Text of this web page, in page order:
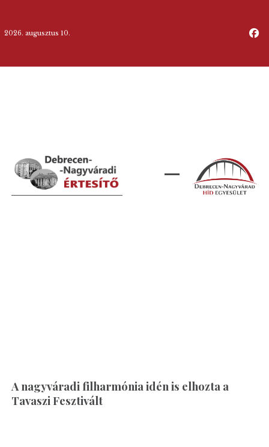
2026. augusztus 10.
A nagyváradi filharmónia idén is elhozta a
Tavaszi Fesztivált